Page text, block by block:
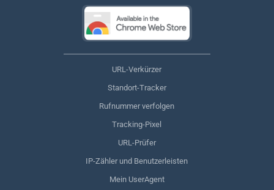
URL-Verkürzer
Standort-Tracker
Rufnummer verfolgen
Tracking-Pixel
URL-Prüfer
IP-Zähler und Benutzerleisten
Mein UserAgent